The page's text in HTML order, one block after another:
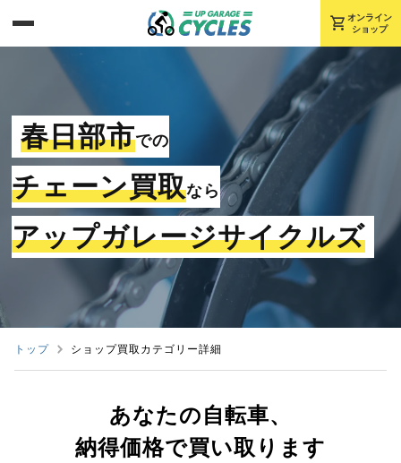
shopping_cart オンライン
ショップ
春日部市での
チェーン買取なら
アップガレージサイクルズ
トップ ショップ買取カテゴリー詳細
あなたの自転車、
納得価格で買い取ります